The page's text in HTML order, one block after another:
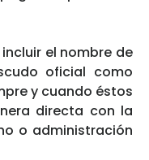
el nombre de
oficial como
y cuando éstos
directa con la
o administración